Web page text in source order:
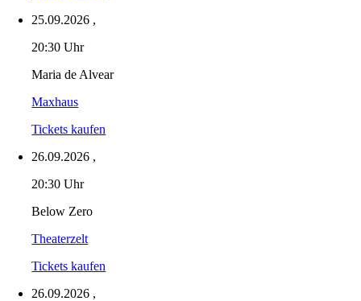
25.09.2026 ,
20:30 Uhr
Maria de Alvear
Maxhaus
Tickets kaufen
26.09.2026 ,
20:30 Uhr
Below Zero
Theaterzelt
Tickets kaufen
26.09.2026 ,